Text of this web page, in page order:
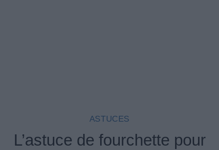
ASTUCES
L’astuce de fourchette pour